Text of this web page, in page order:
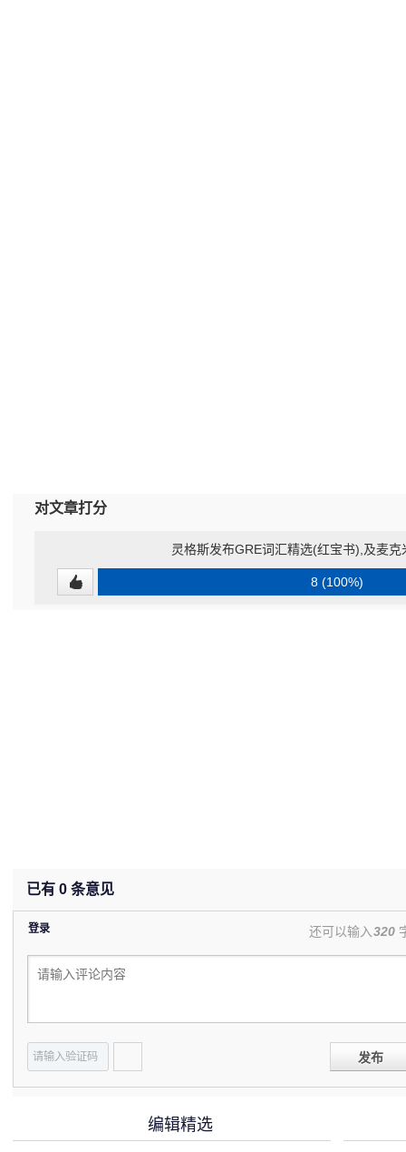
对文章打分
灵格斯发布GRE词汇精选(红宝书),及麦
8 (100%)
已有 0 条意见
登录 还可以输入320
发布
编辑精选